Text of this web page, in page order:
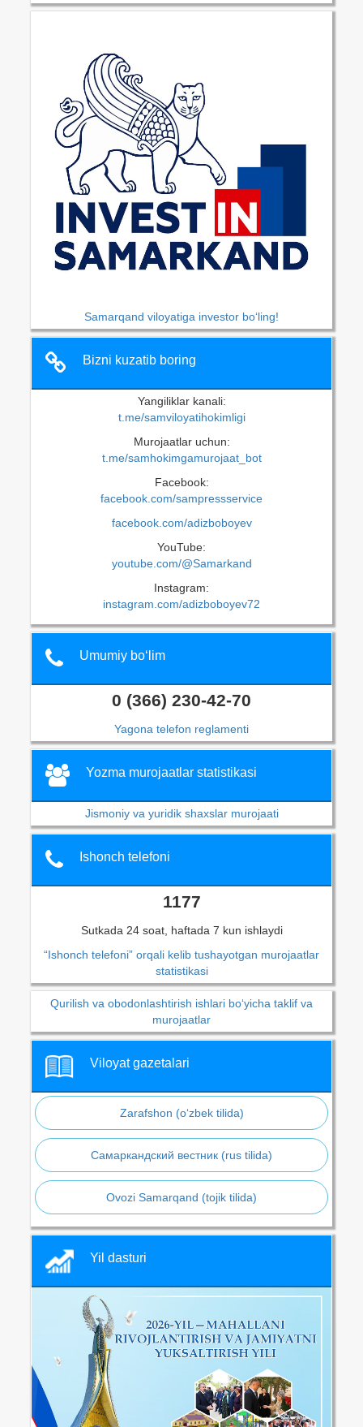
Samarqand viloyatiga investor bo‘ling!
Bizni kuzatib boring
Yangiliklar kanali:
t.me/samviloyatihokimligi
Murojaatlar uchun:
t.me/samhokimgamurojaat_bot
Facebook:
facebook.com/sampressservice
facebook.com/adizboboyev
YouTube:
youtube.com/@Samarkand
Instagram:
instagram.com/adizboboyev72
Umumiy bo‘lim
0 (366) 230-42-70
Yagona telefon reglamenti
Yozma murojaatlar statistikasi
Jismoniy va yuridik shaxslar murojaati
Ishonch telefoni
1177
Sutkada 24 soat, haftada 7 kun ishlaydi
“Ishonch telefoni” orqali kelib tushayotgan murojaatlar
statistikasi
Qurilish va obodonlashtirish ishlari bo‘yicha taklif va
murojaatlar
Viloyat gazetalari
Zarafshon (o‘zbek tilida)
Самаркандский вестник (rus tilida)
Ovozi Samarqand (tojik tilida)
Yil dasturi